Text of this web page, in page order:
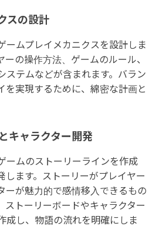
スの設計
ームプレイメカニクスを設計しま
ーの操作方法、ゲームのルール、
ステムなどが含まれます。バラン
を実現するために、綿密な計画と
キャラクター開発
ームのストーリーラインを作成
します。ストーリーがプレイヤー
ーが魅力的で感情移入できるもの
ストーリーボードやキャラクター
成し、物語の流れを明確にしま